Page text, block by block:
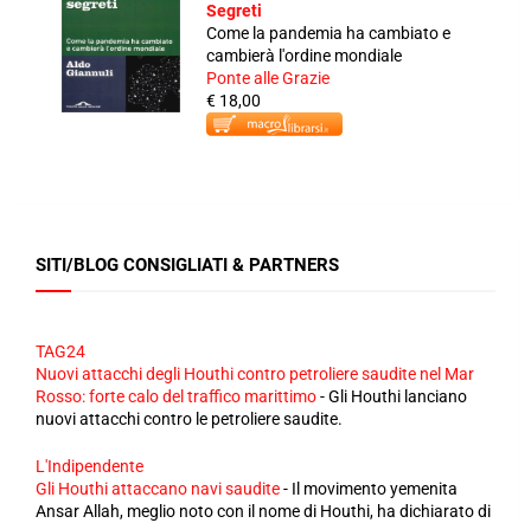
Segreti
Come la pandemia ha cambiato e
cambierà l'ordine mondiale
Ponte alle Grazie
€ 18,00
SITI/BLOG CONSIGLIATI & PARTNERS
TAG24
Nuovi attacchi degli Houthi contro petroliere saudite nel Mar
Rosso: forte calo del traffico marittimo-Gli Houthi lanciano
nuovi attacchi contro le petroliere saudite.
L'Indipendente
Gli Houthi attaccano navi saudite- Il movimento yemenita
Ansar Allah, meglio noto con il nome di Houthi, ha dichiarato di